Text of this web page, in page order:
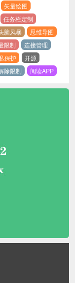
矢量绘图
任务栏定制
脑风暴
思维导图
限制
连接管理
保护
开源
除限制 阅读APP